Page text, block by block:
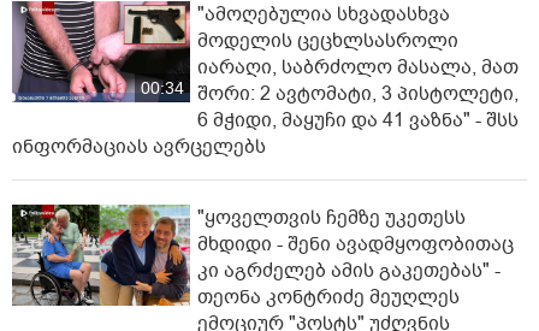
00:34
"ამოღებულია სხვადასხვა
მოდელის ცეცხლსასროლი
იარაღი, საბრძოლო მასალა, მათ
შორი: 2 ავტომატი, 3 პისტოლეტი,
6 მჭიდი, მაყუჩი და 41 ვაზნა" - შსს
ინფორმაციას ავრცელებს
"ყოველთვის ჩემზე უკეთესს
მხდიდი - შენი ავადმყოფობითაც
კი აგრძელებ ამის გაკეთებას" -
თეონა კონტრიძე მეუღლეს
ემოციურ "პოსტს" უძღვნის